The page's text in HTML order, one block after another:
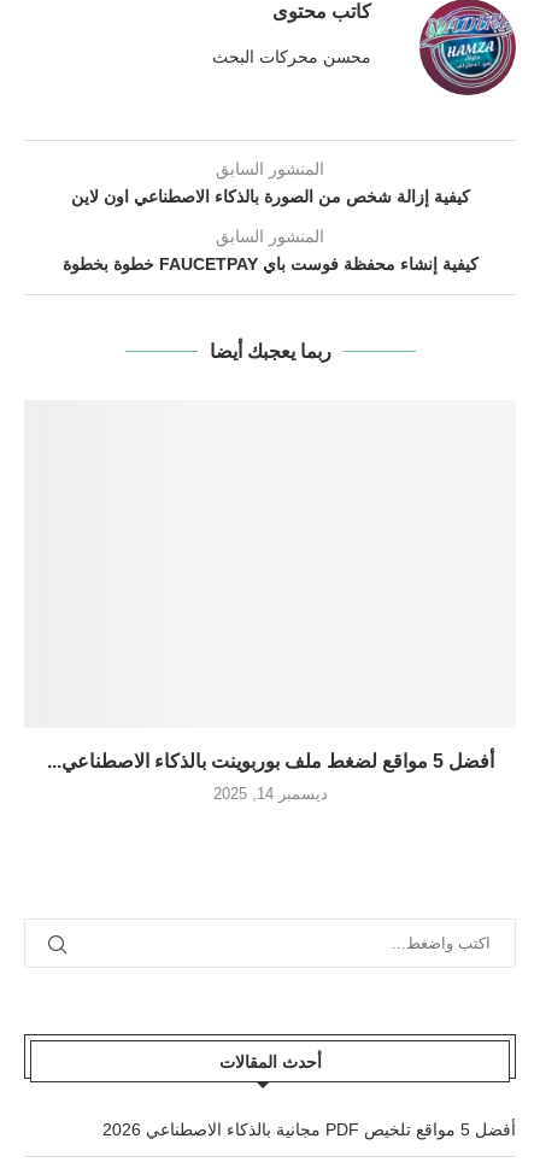
كاتب محتوى
محسن محركات البحث
المنشور السابق
كيفية إزالة شخص من الصورة بالذكاء الاصطناعي اون لاين
المنشور السابق
كيفية إنشاء محفظة فوست باي FAUCETPAY خطوة بخطوة
ربما يعجبك أيضا
أفضل 5 مواقع لضغط ملف بوربوينت بالذكاء الاصطناعي...
ديسمبر 14, 2025
أحدث المقالات
أفضل 5 مواقع تلخيص PDF مجانية بالذكاء الاصطناعي 2026